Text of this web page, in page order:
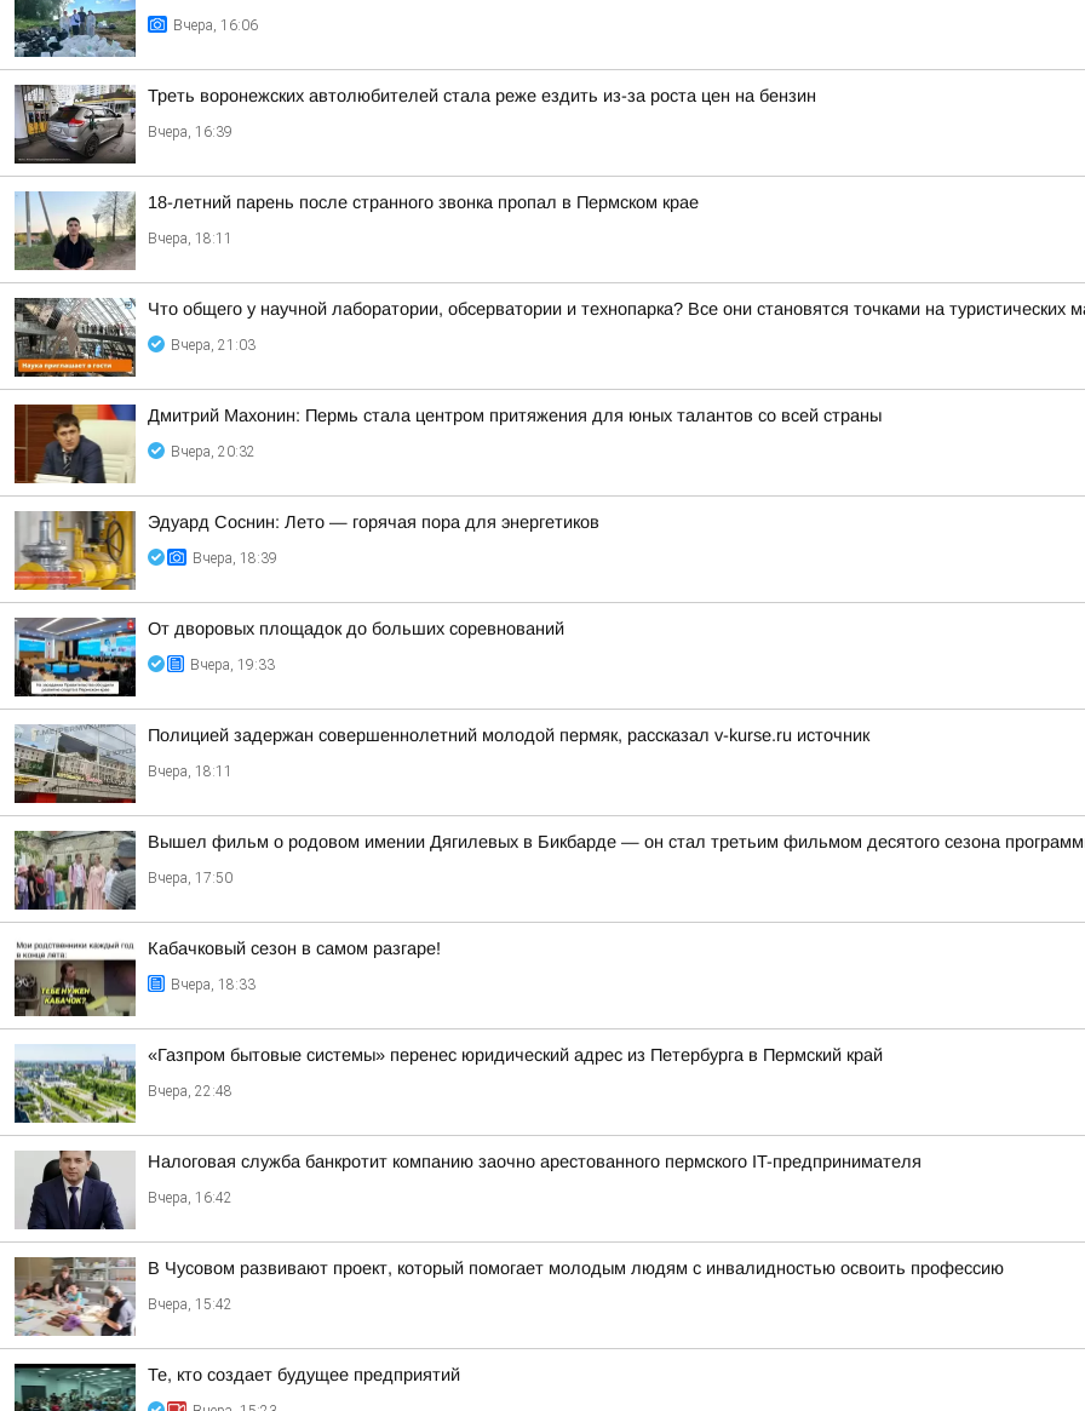
Вчера, 16:06
Треть воронежских автолюбителей стала реже ездить из-за роста цен на бензин
Вчера, 16:39
18-летний парень после странного звонка пропал в Пермском крае
Вчера, 18:11
Что общего у научной лаборатории, обсерватории и технопарка? Все они становятся точками на туристических
Вчера, 21:03
Дмитрий Махонин: Пермь стала центром притяжения для юных талантов со всей страны
Вчера, 20:32
Эдуард Соснин: Лето — горячая пора для энергетиков
Вчера, 18:39
От дворовых площадок до больших соревнований
Вчера, 19:33
Полицией задержан совершеннолетний молодой пермяк, рассказал v-kurse.ru источник
Вчера, 18:11
Вышел фильм о родовом имении Дягилевых в Бикбарде — он стал третьим фильмом десятого сезона
Вчера, 17:50
Кабачковый сезон в самом разгаре!
Вчера, 18:33
«Газпром бытовые системы» перенес юридический адрес из Петербурга в Пермский край
Вчера, 22:48
Налоговая служба банкротит компанию заочно арестованного пермского IT-предпринимателя
Вчера, 16:42
В Чусовом развивают проект, который помогает молодым людям с инвалидностью освоить профессию
Вчера, 15:42
Те, кто создает будущее предприятий